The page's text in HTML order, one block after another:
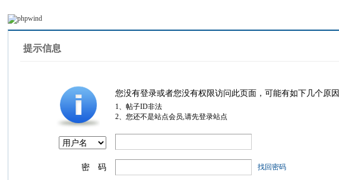
提示信息
您没有登录或者您没有权限访问此页面，可能有如下几个原因
1、帖子ID非法
2、您还不是站点会员,请先登录站点
密 码 找回密码